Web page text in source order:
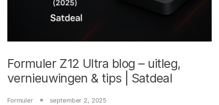
Formuler Z12 Ultra blog – uitleg,
vernieuwingen & tips | Satdeal
Formuler september 2, 2025